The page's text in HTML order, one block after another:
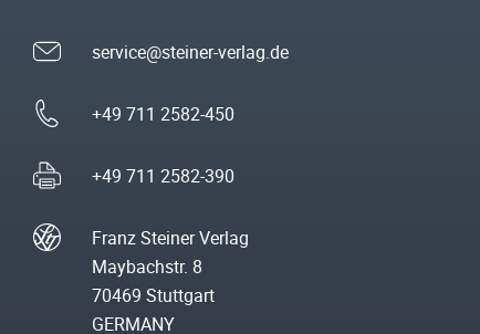
service@steiner-verlag.de
+49 711 2582-450
+49 711 2582-390
Franz Steiner Verlag
Maybachstr. 8
70469 Stuttgart
GERMANY